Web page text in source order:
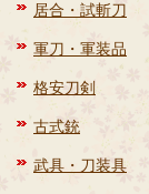
居合・試斬刀
軍刀・軍装品
格安刀剣
古式銃
武具・刀装具